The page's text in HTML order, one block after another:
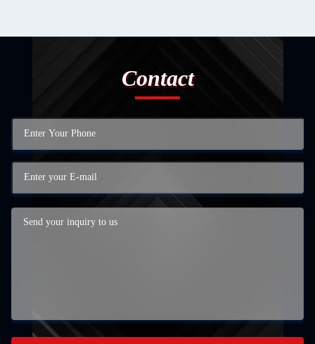
Contact